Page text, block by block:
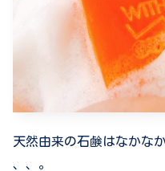
天然由来の石鹸はなかな
、、。